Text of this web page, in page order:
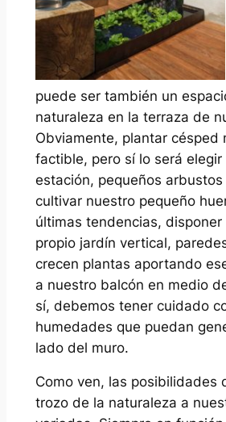
puede ser también un
naturaleza en la terraza de
Obviamente, plantar césped
factible, pero sí lo será
estación, pequeños
cultivar nuestro pequeño
últimas tendencias,
propio jardín vertical,
crecen plantas aportando
a nuestro balcón en medio
sí, debemos tener cuidado
humedades que puedan
lado del muro.
Como ven, las posibilidades
trozo de la naturaleza a